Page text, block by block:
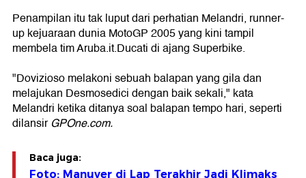
Penampilan itu tak luput dari perhatian Melandri, runner-
up kejuaraan dunia MotoGP 2005 yang kini tampil
membela tim Aruba.it.Ducati di ajang Superbike.
"Dovizioso melakoni sebuah balapan yang gila dan
melajukan Desmosedici dengan baik sekali," kata
Melandri ketika ditanya soal balapan tempo hari, seperti
dilansirGPOne.com.
Baca juga:
Foto: Manuver di Lap Terakhir Jadi Klimaks